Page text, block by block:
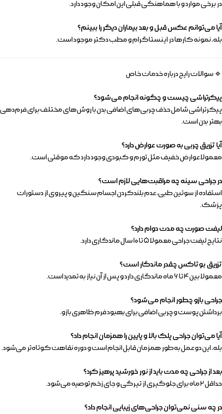
در برخی موارد و با هماهنگی قبلی این امکان وجود دارد.
آیا می‌توانم عکس قبل و بعد بیماران دیگر را ببینم؟
بله، نمونه کارها در اینستاگرام و مطب دکتر موجود است.
🔹 سوالات رایج درباره خدمات خاص
پیکرتراشی چیست و چگونه انجام می‌شود؟
پیکرتراشی شامل حذف چربی‌های اضافی بدن با روش‌های مختلف برای فرم‌دهی
بهتر بدن است.
آیا تزریق چربی به صورت عوارض دارد؟
معمولا عوارض خفیف مثل تورم و کبودی وجود دارد که موقتی است.
در جراحی سینه چه مراقبت‌هایی لازم است؟
استفاده از سوتین طبی، عدم بلندکردن اجسام سنگین و پیروی از دستورات
پزشک.
لیفت صورت چه مدت دوام دارد؟
نتایج لیفت جراحی معمولا ۵ تا ۱۰ سال ماندگاری دارد.
تزریق بوتاکس چقدر ماندگار است؟
معمولا بین ۴ تا ۶ ماه ماندگاری دارد و پس از آن نیاز به تمدید است.
جراحی بازو چطور انجام می‌شود؟
برداشتن پوست و چربی اضافی برای بهبود فرم ظاهری بازو.
آیا می‌توان جراحی پلک بالا و پایین را همزمان انجام داد؟
بله، این دو عمل به‌طور همزمان قابل انجام است و دوره نقاهت کوتاه‌تر می‌شود.
بعد از جراحی چه مدت باید از نور خورشید پرهیز کرد؟
حداقل ۲ ماه برای جلوگیری از تیرگی و جای زخم توصیه می‌شود.
در چه سنی نمی‌توان جراحی‌های زیبایی انجام داد؟